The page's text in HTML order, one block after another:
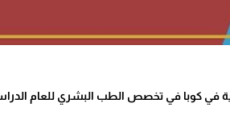
كوبا في تخصص الطب البشري للعام الدراسي 2025/